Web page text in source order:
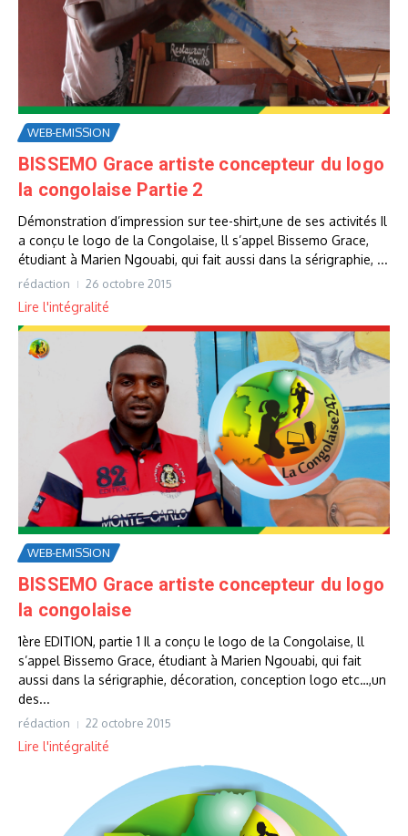
WEB-EMISSION
BISSEMO Grace artiste concepteur du logo
la congolaise Partie 2
Démonstration d’impression sur tee-shirt,une de ses activités Il
a conçu le logo de la Congolaise, ll s’appel Bissemo Grace,
étudiant à Marien Ngouabi, qui fait aussi dans la sérigraphie, ...
rédaction 26 octobre 2015
Lire l'intégralité
WEB-EMISSION
BISSEMO Grace artiste concepteur du logo
la congolaise
1ère EDITION, partie 1 Il a conçu le logo de la Congolaise, ll
s’appel Bissemo Grace, étudiant à Marien Ngouabi, qui fait
aussi dans la sérigraphie, décoration, conception logo etc…,un
des...
rédaction 22 octobre 2015
Lire l'intégralité